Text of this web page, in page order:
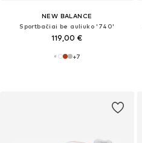
NEW BALANCE
Sportbačiai be auliuko '740'
119,00 €
+7